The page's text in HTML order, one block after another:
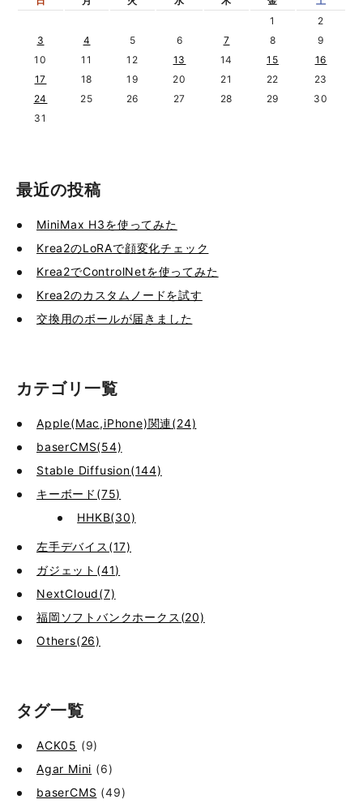
1
2
3
4 5 6 7 8
9
10
11 12 13 14 15
16
17
18 19 20 21 22
23
24
25 26 27 28 29
30
31
最近の投稿
MiniMax H3を使ってみた
Krea2のLoRAで顔変化チェック
Krea2でControlNetを使ってみた
Krea2のカスタムノードを試す
交換用のボールが届きました
カテゴリ一覧
Apple(Mac,iPhone)関連(24)
baserCMS(54)
Stable Diffusion(144)
キーボード(75)
HHKB(30)
左手デバイス(17)
ガジェット(41)
NextCloud(7)
福岡ソフトバンクホークス(20)
Others(26)
タグ一覧
ACK05 (9)
Agar Mini (6)
baserCMS (49)